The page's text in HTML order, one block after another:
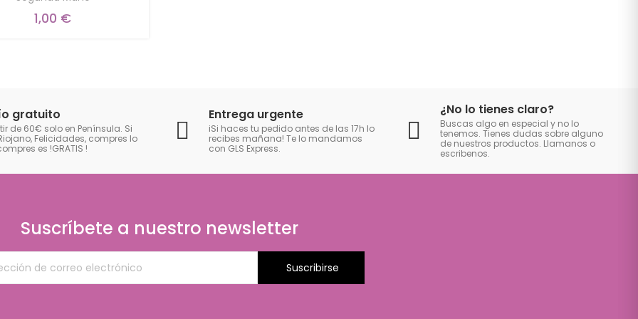
1,00 €
gratuito
de 60€ solo en Península. Si
Felicidades, compres lo
es !GRATIS !
Entrega urgente
iSi haces tu pedido antes de las 17h lo
recibes mañana! Te lo mandamos
con GLS Express.
¿No lo tienes claro?
Buscas algo en especial y no lo
tenemos. Tienes dudas sobre alguno
de nuestros productos. Llamanos o
escribenos.
Suscríbete a nuestro newsletter
Suscribirse